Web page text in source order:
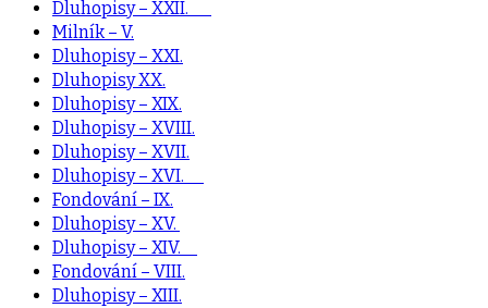
Dluhopisy – XXII.
Milník – V.
Dluhopisy – XXI.
Dluhopisy XX.
Dluhopisy – XIX.
Dluhopisy – XVIII.
Dluhopisy – XVII.
Dluhopisy – XVI.
Fondování – IX.
Dluhopisy – XV.
Dluhopisy – XIV.
Fondování – VIII.
Dluhopisy – XIII.